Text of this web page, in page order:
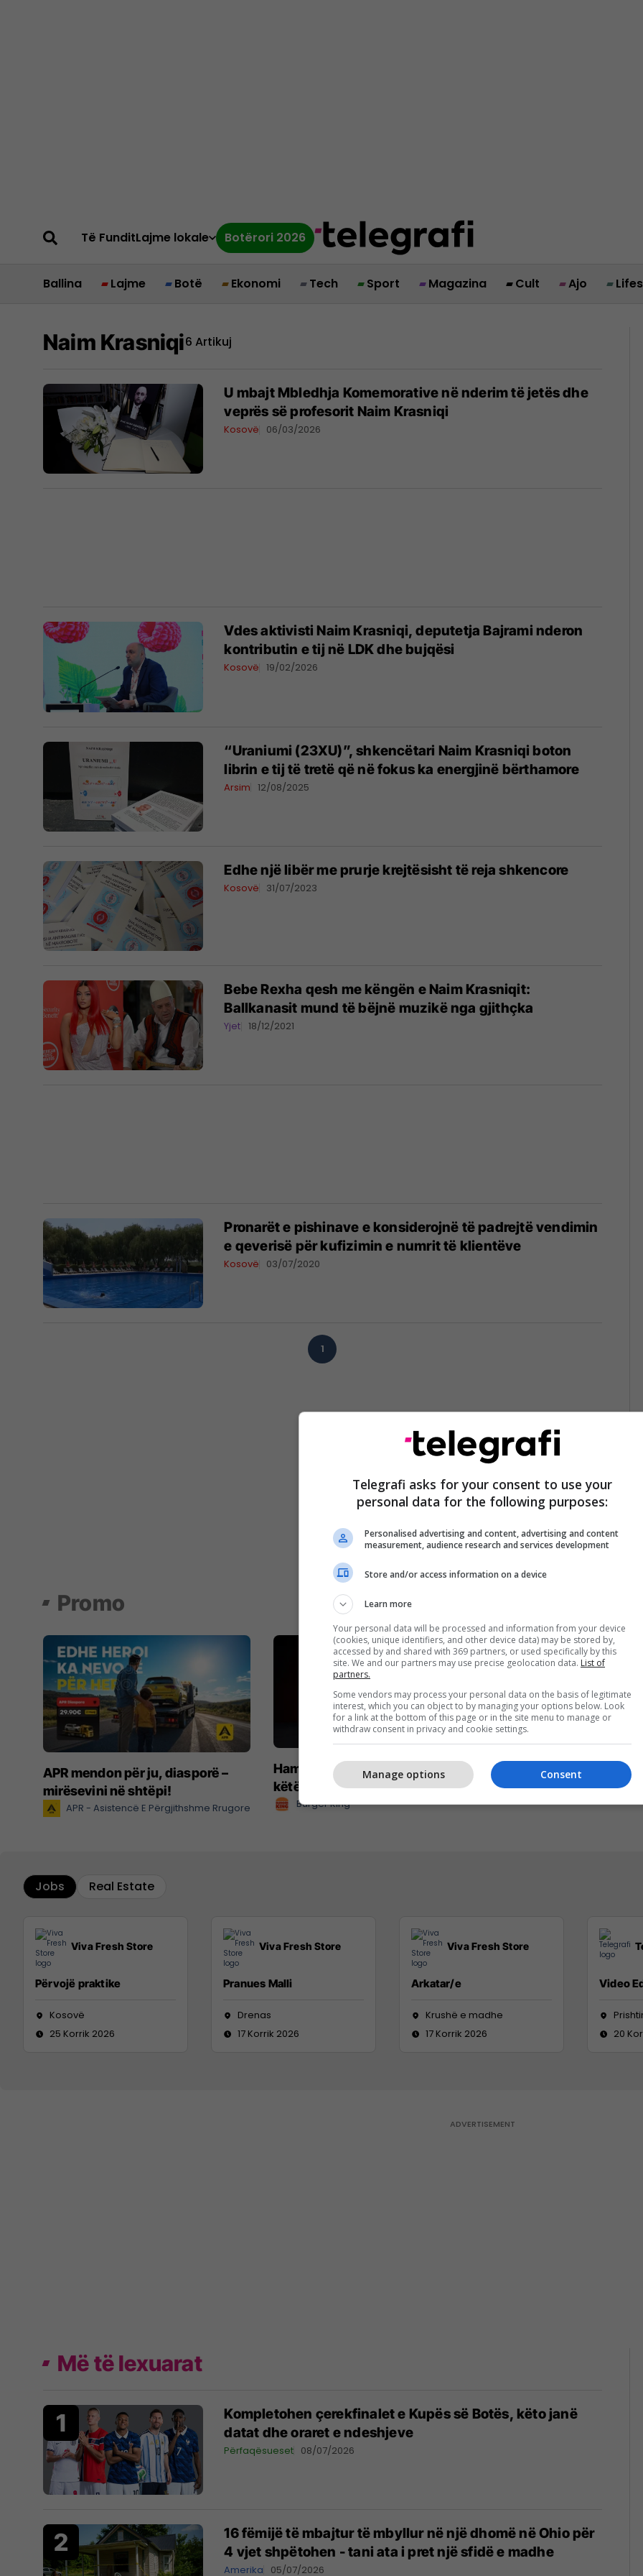
Të FunditLajme lokale Botërori 2026
Ballina Lajme Botë Ekonomi Tech Sport Magazina Cult Ajo
Naim Krasniqi6 Artikuj
U mbajt Mbledhja Komemorative në nderim të jetës dhe
veprës së profesorit Naim Krasniqi
Kosovë 06/03/2026
Vdes aktivisti Naim Krasniqi, deputetja Bajrami nderon
kontributin e tij në LDK dhe bujqësi
Kosovë 19/02/2026
“Uraniumi (23XU)”, shkencëtari Naim Krasniqi boton
librin e tij të tretë që në fokus ka energjinë bërthamore
Arsim 12/08/2025
Edhe një libër me prurje krejtësisht të reja shkencore
Kosovë 31/07/2023
Bebe Rexha qesh me këngën e Naim Krasniqit:
Ballkanasit mund të bëjnë muzikë nga gjithçka
Yjet 18/12/2021
Pronarët e pishinave e konsiderojnë të padrejtë vendimin
e qeverisë për kufizimin e numrit të klientëve
Kosovë 03/07/2020
1
Promo
APR mendon për ju, diasporë –
mirësevini në shtëpi!
APR - Asistencë E Përgjithshme Rrugore
Hamburgeri ma kjut najher vjen
këtë verë në Burger King
Burger King
Me ju në çdo kilometër -
EXFIS
Jobs Real Estate
Viva Fresh Store
Përvojë praktike
Kosovë
25 Korrik 2026
Viva Fresh Store
Pranues Malli
Drenas
17 Korrik 2026
Viva Fresh Store
Arkatar/e
Krushë e madhe
17 Korrik 2026
Video
20
Më të lexuarat
Kompletohen çerekfinalet e Kupës së Botës, këto janë
datat dhe oraret e ndeshjeve
Përfaqësueset 08/07/2026
16 fëmijë të mbajtur të mbyllur në një dhomë në Ohio për
4 vjet shpëtohen - tani ata i pret një sfidë e madhe
Amerika 05/07/2026
Telegrafi asks for your consent to use your
personal data for the following purposes:
Personalised advertising and content, advertising and content
measurement, audience research and services development
Store and/or access information on a device
Learn more
Your personal data will be processed and information from your device
(cookies, unique identifiers, and other device data) may be stored by,
accessed by and shared with 369 partners, or used specifically by this
site. We and our partners may use precise geolocation data. List of
partners.
Some vendors may process your personal data on the basis of legitimate
interest, which you can object to by managing your options below. Look
for a link at the bottom of this page or in the site menu to manage or
withdraw consent in privacy and cookie settings.
Consent
Manage options